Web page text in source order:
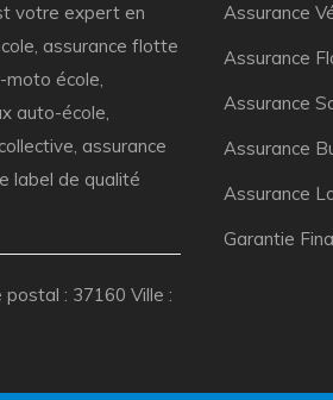
votre expert en
, assurance flotte
moto école,
auto-école,
, assurance
label de qualité
postal : 37160 Ville :
Assurance
Assurance
Assurance
Assurance
Assurance
Garantie